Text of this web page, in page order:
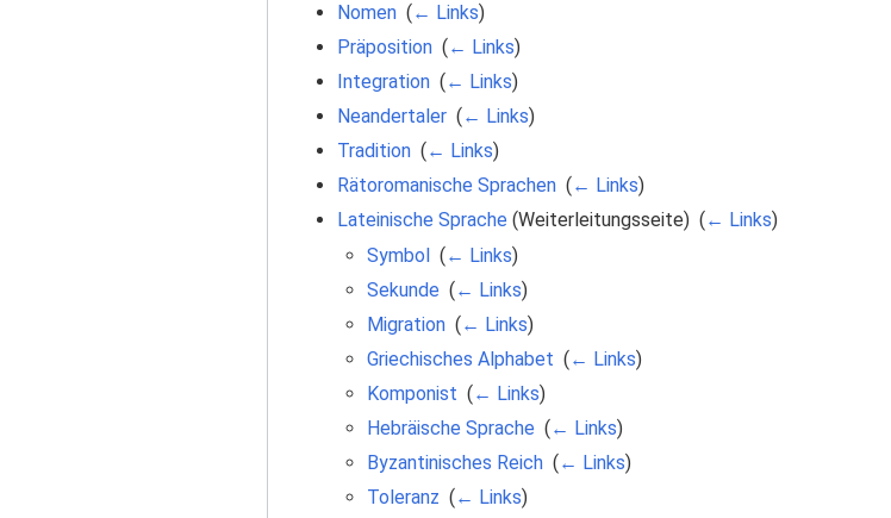
Nomen‎ (← Links)
Präposition‎ (← Links)
Integration‎ (← Links)
Neandertaler‎ (← Links)
Tradition‎ (← Links)
Rätoromanische Sprachen‎ (← Links)
Lateinische Sprache (Weiterleitungsseite) ‎ (← Links)
Symbol ‎(← Links)
Sekunde ‎(← Links)
Migration ‎(← Links)
Griechisches Alphabet ‎(← Links)
Komponist ‎(← Links)
Hebräische Sprache ‎(← Links)
Byzantinisches Reich ‎(← Links)
Toleranz ‎(← Links)